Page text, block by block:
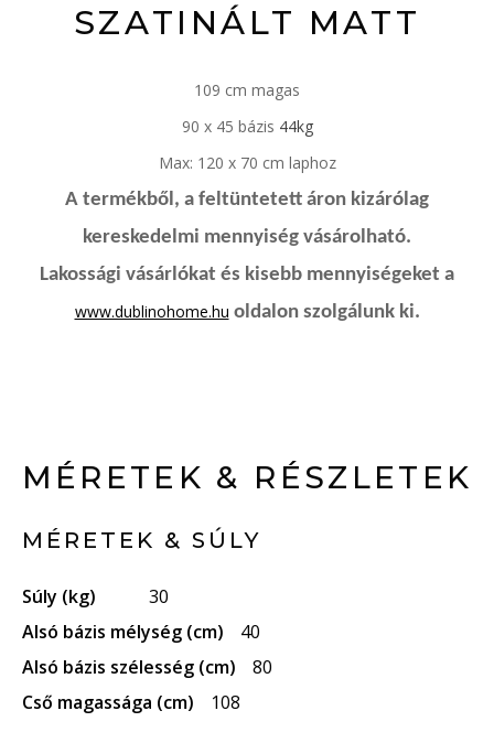
SZATINÁLT MATT
109 cm magas
90 x 45 bázis 44kg
Max: 120 x 70 cm laphoz
A termékből, a feltüntetett áron kizárólag
kereskedelmi mennyiség vásárolható.
Lakossági vásárlókat és kisebb mennyiségeket a
www.dublinohome.hu oldalon szolgálunk ki.
MÉRETEK & RÉSZLETEK
MÉRETEK & SÚLY
Súly (kg)
30
Alsó bázis mélység (cm)
40
Alsó bázis szélesség (cm)
80
Cső magassága (cm)
108